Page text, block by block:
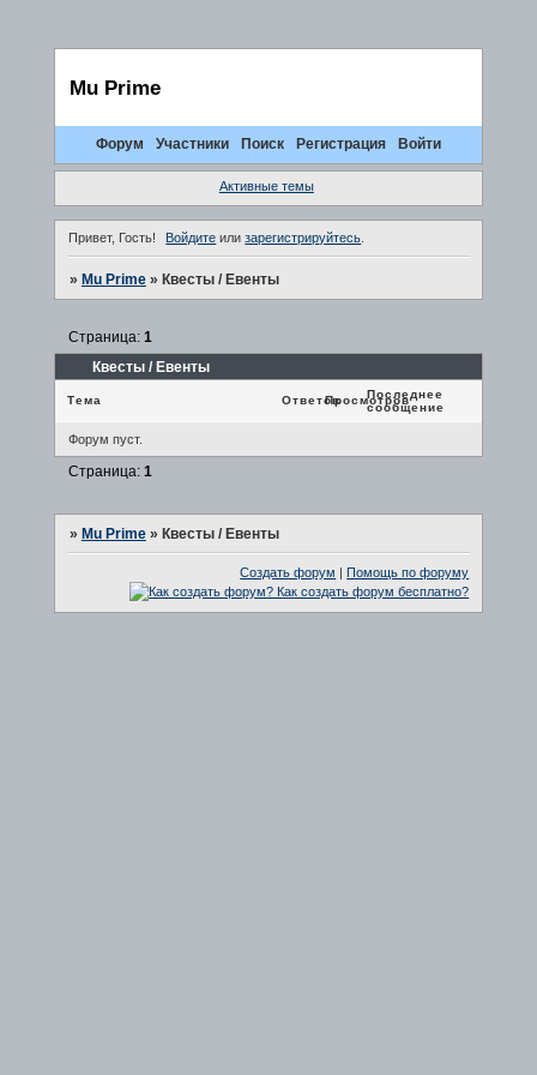
Mu Prime
Форум Участники Поиск Регистрация Войти
Активные темы
Привет, Гость! Войдите илизарегистрируйтесь.
» Mu Prime » Квесты / Евенты
Квесты / Евенты
Страница: 1
Тема ОтветовПросмотров
Последнее
сообщение
Форум пуст.
Страница: 1
» Mu Prime » Квесты / Евенты
Создать форум |Помощь по форуму